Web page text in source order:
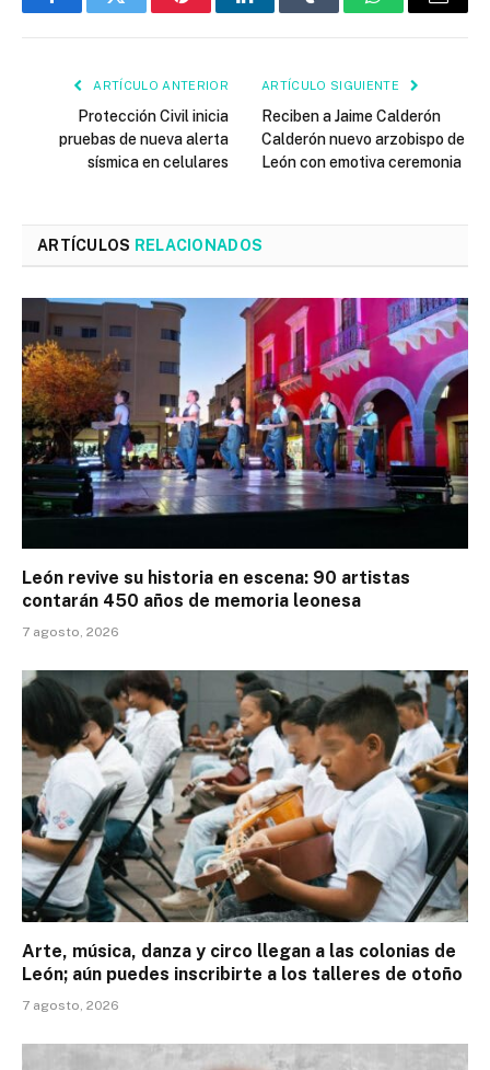
FacebookTwitter PinterestLinkedInTumblr WhatsAppEmail
ARTÍCULO ANTERIOR
Protección Civil inicia
pruebas de nueva alerta
sísmica en celulares
ARTÍCULO SIGUIENTE
Reciben a Jaime Calderón
Calderón nuevo arzobispo de
León con emotiva ceremonia
ARTÍCULOS RELACIONADOS
León revive su historia en escena: 90 artistas
contarán 450 años de memoria leonesa
7 agosto, 2026
Arte, música, danza y circo llegan a las colonias de
León; aún puedes inscribirte a los talleres de otoño
7 agosto, 2026